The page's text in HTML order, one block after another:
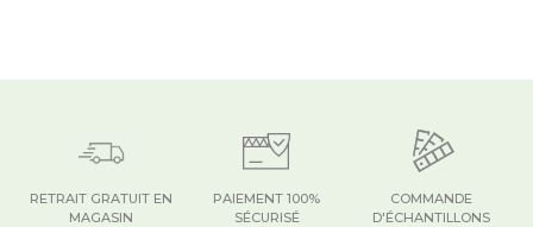
COMMANDE
D'ÉCHANTILLONS
PAIEMENT 100%
SÉCURISÉ
RETRAIT GRATUIT EN
MAGASIN